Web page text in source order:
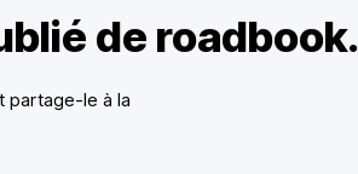
de roadbook.
partage-le à la